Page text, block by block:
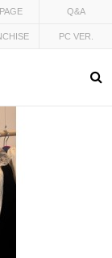
Q&A
PC VER.